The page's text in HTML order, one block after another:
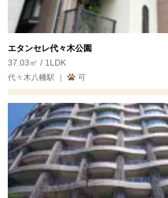
エタンセレ代々木公園
37.03㎡ / 1LDK
代々木八幡駅 ｜ 可